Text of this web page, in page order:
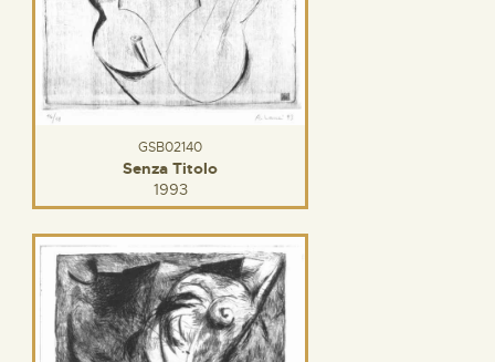
GSB02140
Senza Titolo
1993